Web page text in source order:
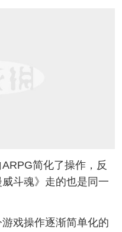
简化了操作，反
斗魂》走的也是同一
戏操作逐渐简单化的